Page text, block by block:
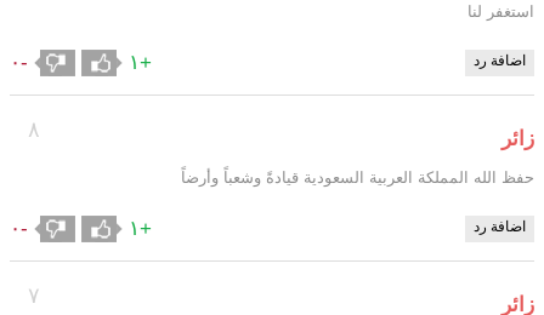
استغفر لنا
اضافة رد +١ -٠
٨ زائر
حفظ الله المملكة العربية السعودية قيادةً وشعباً وأرضاً
اضافة رد +١ -٠
٧ زائر